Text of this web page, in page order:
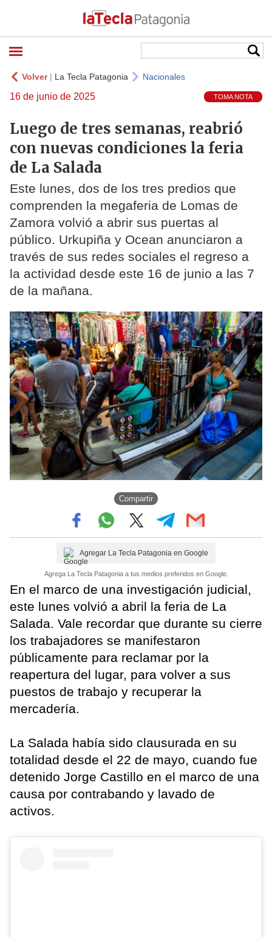
Volver| La Tecla Patagonia Nacionales
16 de junio de 2025 TOMA NOTA
Luego de tres semanas, reabrió
con nuevas condiciones la feria
de La Salada
Este lunes, dos de los tres predios que
comprenden la megaferia de Lomas de
Zamora volvió a abrir sus puertas al
público. Urkupiña y Ocean anunciaron a
través de sus redes sociales el regreso a
la actividad desde este 16 de junio a las 7
de la mañana.
Compartir
Agregar La Tecla Patagonia en Google
Agrega La Tecla Patagonia a tus medios preferidos en Google.
En el marco de una investigación judicial,
este lunes volvió a abril la feria de La
Salada. Vale recordar que durante su cierre
los trabajadores se manifestaron
públicamente para reclamar por la
reapertura del lugar, para volver a sus
puestos de trabajo y recuperar la
mercadería.
La Salada había sido clausurada en su
totalidad desde el 22 de mayo, cuando fue
detenido Jorge Castillo en el marco de una
causa por contrabando y lavado de
activos.